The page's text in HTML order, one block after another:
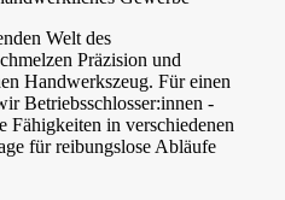
Welt des
Präzision und
Handwerkszeug. Für einen
Betriebsschlosser:innen -
in verschiedenen
für reibungslose Abläufe